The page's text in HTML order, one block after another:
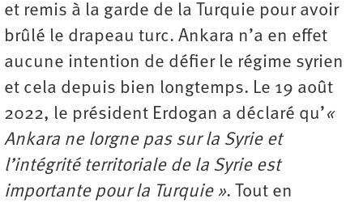
et remis à la garde de la Turquie pour avoir
brûlé le drapeau turc. Ankara n’a en effet
aucune intention de défier le régime syrien
et cela depuis bien longtemps. Le 19 août
2022, le président Erdogan a déclaré qu’«
Ankara ne lorgne pas sur la Syrie et
l’intégrité territoriale de la Syrie est
importante pour la Turquie ». Tout en